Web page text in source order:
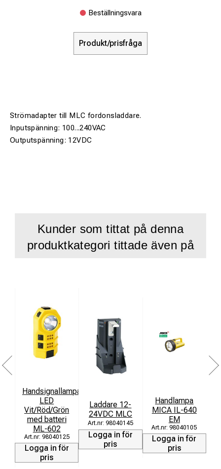
Beställningsvara
Produkt/prisfråga
Strömadapter till MLC fordonsladdare.
Inputspänning: 100...240VAC
Outputspänning: 12VDC
Kunder som tittat på denna
produktkategori tittade även på
Handsignallampa
LED
Vit/Röd/Grön
med batteri
ML-602
98040125
Logga in för
pris
Laddare 12-
24VDC MLC
98040145
Logga in för
pris
Handlampa
MICA IL-640
EM
98040105
Logga in för
pris